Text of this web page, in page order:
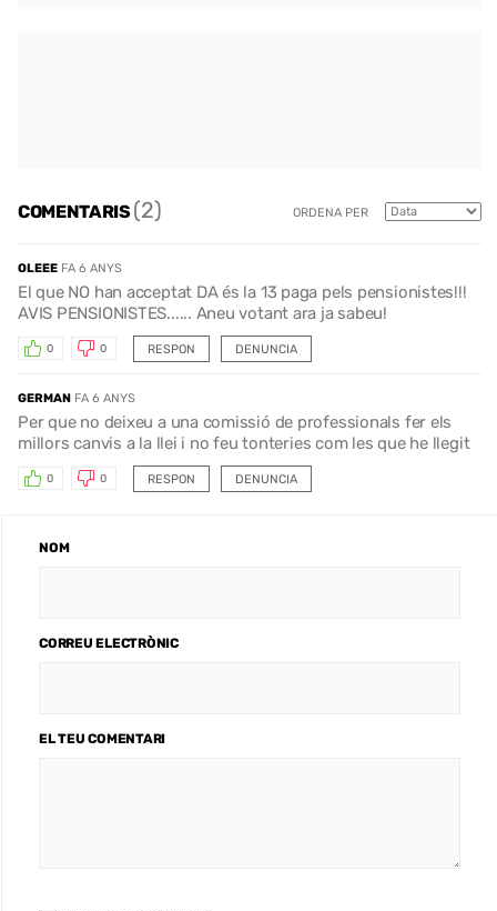
COMENTARIS(2) ORDENA PER
OLEEE FA 6 ANYS
El que NO han acceptat DA és la 13 paga pels pensionistes!!!
AVIS PENSIONISTES...... Aneu votant ara ja sabeu!
RESPON
0 0 DENUNCIA
GERMAN FA 6 ANYS
Per que no deixeu a una comissió de professionals fer els
millors canvis a la llei i no feu tonteries com les que he llegit
RESPON
0 0 DENUNCIA
NOM
CORREU ELECTRÒNIC
EL TEU COMENTARI